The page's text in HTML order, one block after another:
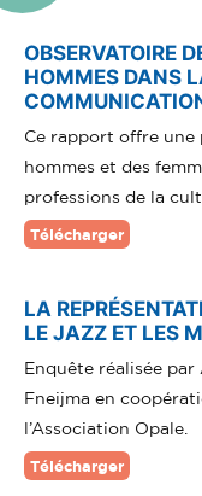
OBSERVATOIRE
HOMMES DANS
Ce rapport offre une
hommes et des
professions de la
Télécharger
LA
LE JAZZ ET LES
Enquête réalisée par
Fneijma en
l’Association Opale.
Télécharger